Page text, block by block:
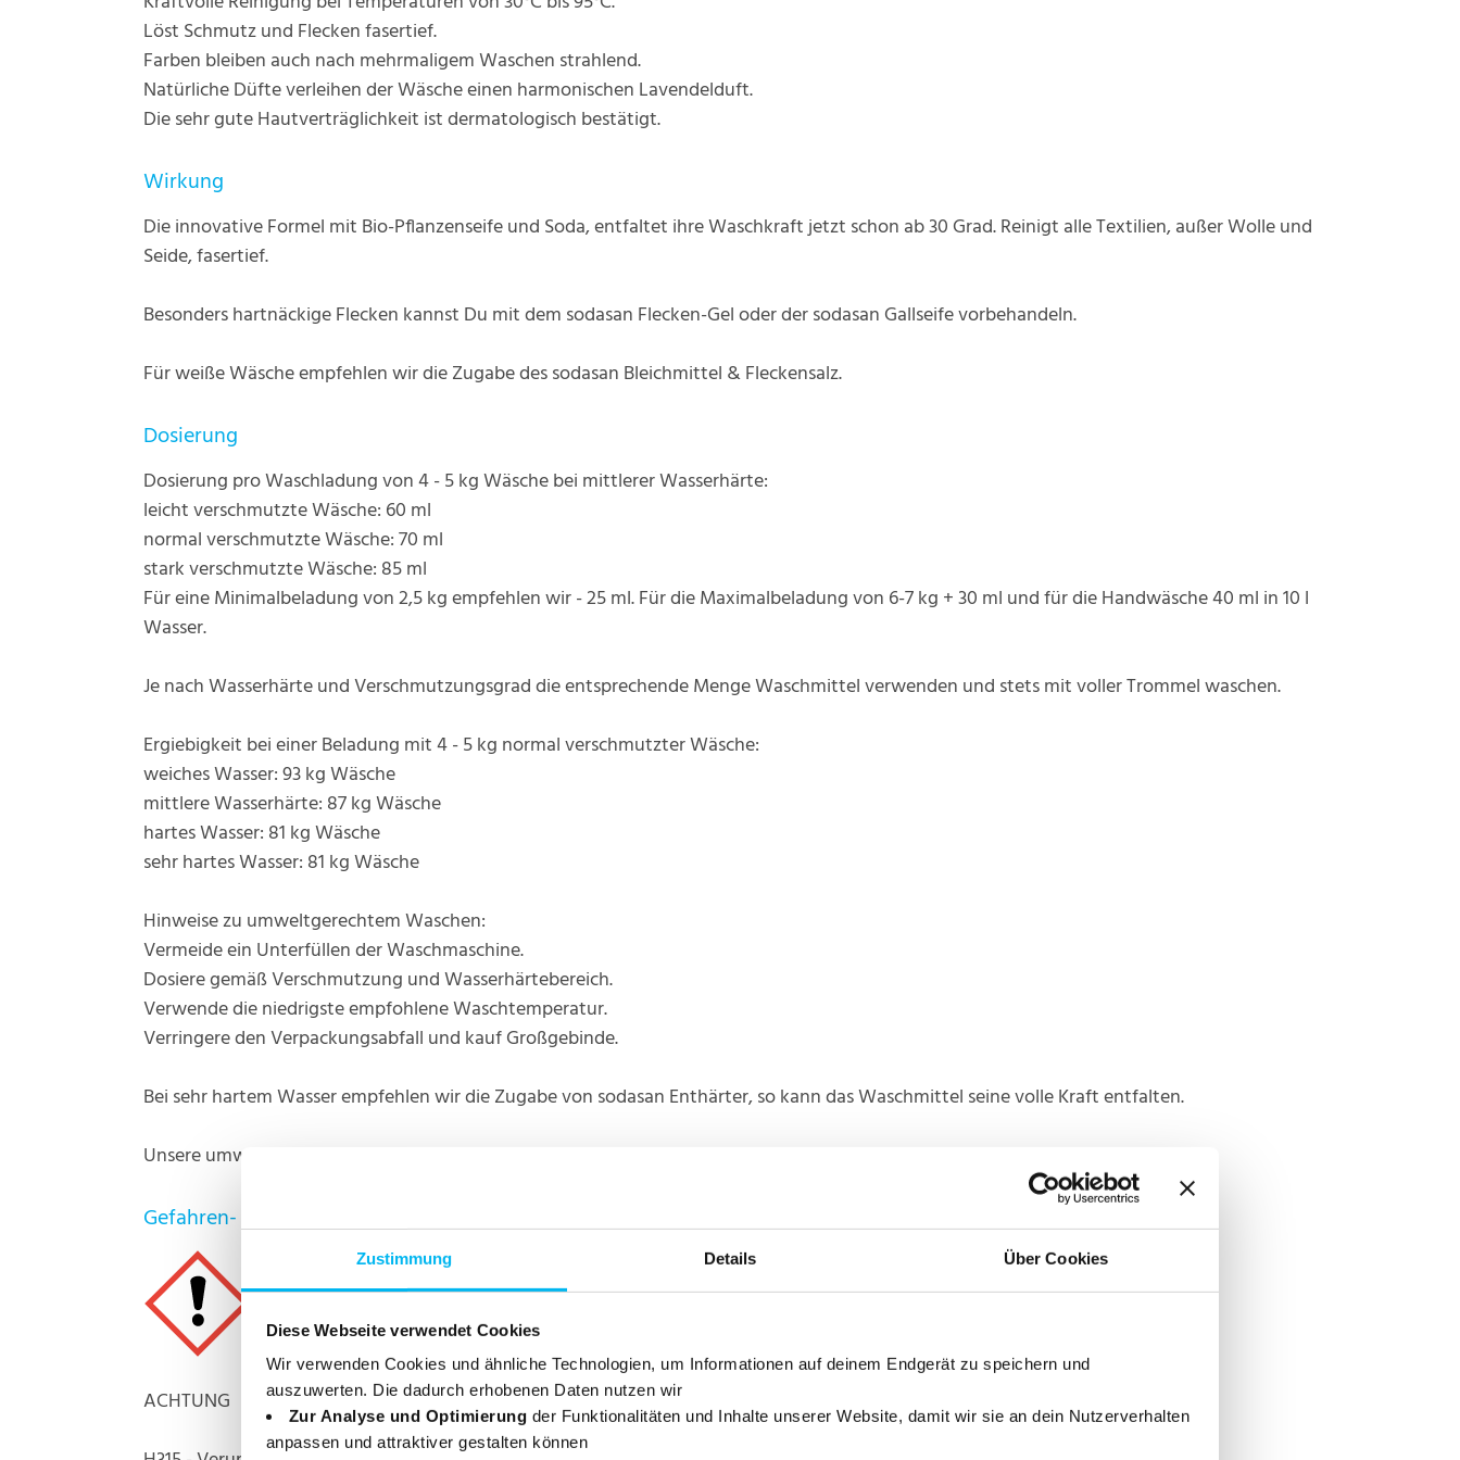
Zustimmung Details Über Cookies
Diese Webseite verwendet Cookies
Wir verwenden Cookies und ähnliche Technologien, um Informationen auf deinem Endgerät zu speichern und
auszuwerten. Die dadurch erhobenen Daten nutzen wir
Zur Analyse und Optimierung der Funktionalitäten und Inhalte unserer Website, damit wir sie an dein Nutzerverhalten
anpassen und attraktiver gestalten können
Löst Schmutz und Flecken fasertief.
Farben bleiben auch nach mehrmaligem Waschen strahlend.
Natürliche Düfte verleihen der Wäsche einen harmonischen Lavendelduft.
Die sehr gute Hautverträglichkeit ist dermatologisch bestätigt.
Wirkung
Die innovative Formel mit Bio-Pflanzenseife und Soda, entfaltet ihre Waschkraft jetzt schon ab 30 Grad. Reinigt alle Textilien, außer Wolle und
Seide, fasertief.
Besonders hartnäckige Flecken kannst Du mit dem sodasan Flecken-Gel oder der sodasan Gallseife vorbehandeln.
Für weiße Wäsche empfehlen wir die Zugabe des sodasan Bleichmittel & Fleckensalz.
Dosierung
Dosierung pro Waschladung von 4 - 5 kg Wäsche bei mittlerer Wasserhärte:
leicht verschmutzte Wäsche: 60 ml
normal verschmutzte Wäsche: 70 ml
stark verschmutzte Wäsche: 85 ml
Für eine Minimalbeladung von 2,5 kg empfehlen wir - 25 ml. Für die Maximalbeladung von 6-7 kg + 30 ml und für die Handwäsche 40 ml in 10 l
Wasser.
Je nach Wasserhärte und Verschmutzungsgrad die entsprechende Menge Waschmittel verwenden und stets mit voller Trommel waschen.
Ergiebigkeit bei einer Beladung mit 4 - 5 kg normal verschmutzter Wäsche:
weiches Wasser: 93 kg Wäsche
mittlere Wasserhärte: 87 kg Wäsche
hartes Wasser: 81 kg Wäsche
sehr hartes Wasser: 81 kg Wäsche
Hinweise zu umweltgerechtem Waschen:
Vermeide ein Unterfüllen der Waschmaschine.
Dosiere gemäß Verschmutzung und Wasserhärtebereich.
Verwende die niedrigste empfohlene Waschtemperatur.
Verringere den Verpackungsabfall und kauf Großgebinde.
Bei sehr hartem Wasser empfehlen wir die Zugabe von sodasan Enthärter, so kann das Waschmittel seine volle Kraft entfalten.
Unsere umweltfreundliche Dosierhilfe kann angefordert werden unter: info@sodasan.com
Gefahren- und Sicherheitshinweise
ACHTUNG